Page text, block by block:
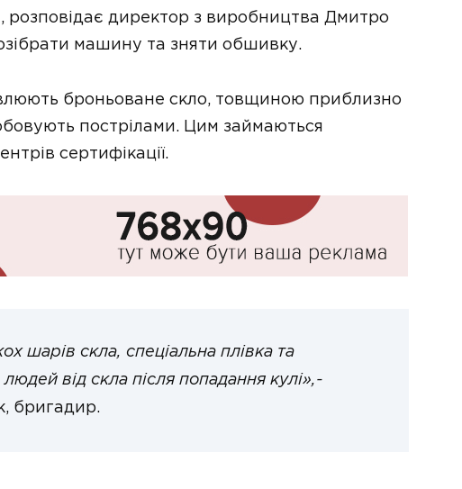
розповідає директор з виробництва Дмитро
машину та зняти обшивку.
броньоване скло, товщиною приблизно
пострілами. Цим займаються
сертифікації.
шарів скла, спеціальна плівка та
від скла після попадання кулі»,-
бригадир.